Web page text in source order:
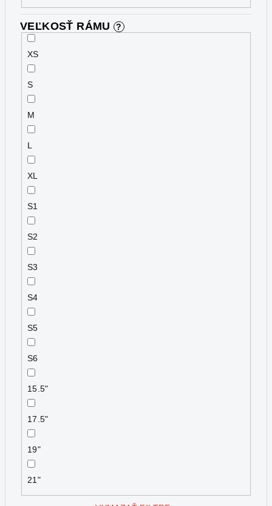
VEĽKOSŤ RÁMU ?
XS
S
M
L
XL
S1
S2
S3
S4
S5
S6
15.5"
17.5"
19"
21"